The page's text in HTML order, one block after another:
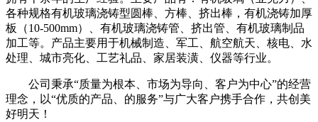
各种规格有机玻璃浇铸型圆棒、方棒、挤出棒，有机浇铸加厚
板（10-500mm）、有机玻璃浇铸管、挤出管、有机玻璃制品
加工等。产品主要用于机械制造、军工、航空航天、核电、水
处理、城市亮化、工艺礼品、家居装潢、仪器等行业。
公司秉承“质量为根本、市场为导向、客户为中心”的经营
理念，以“优质的产品、的服务”与广大客户携手合作，共创美
好明天！